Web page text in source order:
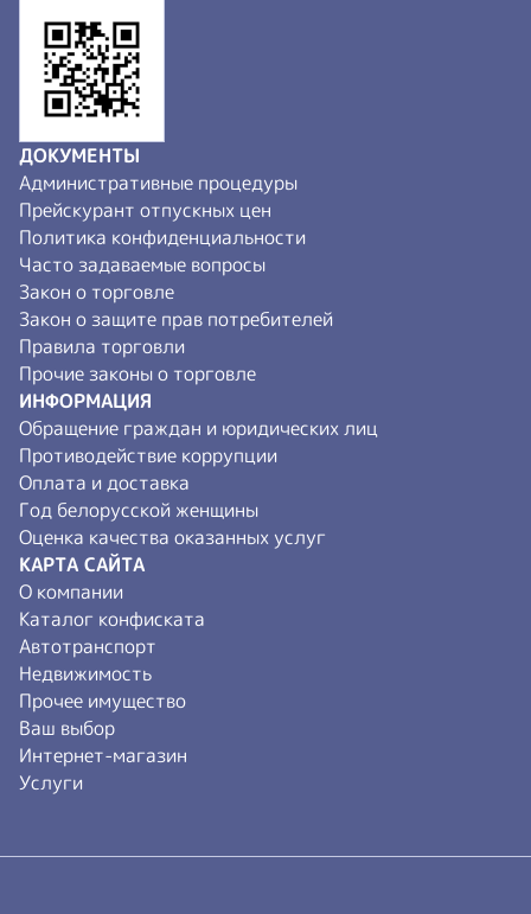
ДОКУМЕНТЫ
Административные процедуры
Прейскурант отпускных цен
Политика конфиденциальности
Часто задаваемые вопросы
Закон о торговле
Закон о защите прав потребителей
Правила торговли
Прочие законы о торговле
ИНФОРМАЦИЯ
Обращение граждан и юридических лиц
Противодействие коррупции
Оплата и доставка
Год белорусской женщины
Оценка качества оказанных услуг
КАРТА САЙТА
О компании
Каталог конфиската
Автотранспорт
Недвижимость
Прочее имущество
Ваш выбор
Интернет-магазин
Услуги